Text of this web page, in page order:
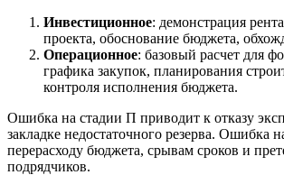
Инвестиционное: демонстрация
проекта, обоснование бюджета,
Операционное: базовый расчет для
графика закупок, планирования
контроля исполнения бюджета.
Ошибка на стадии П приводит к отказу
закладке недостаточного резерва. Ошибка
перерасходу бюджета, срывам сроков и
подрядчиков.